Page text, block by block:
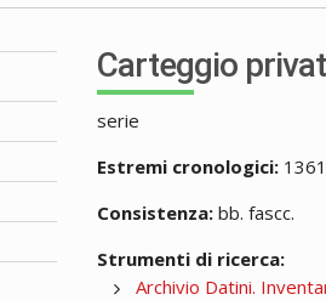
Carteggio
serie
Estremi cronologici:
Consistenza: bb. fascc.
Strumenti di ricerca:
Archivio Datini.